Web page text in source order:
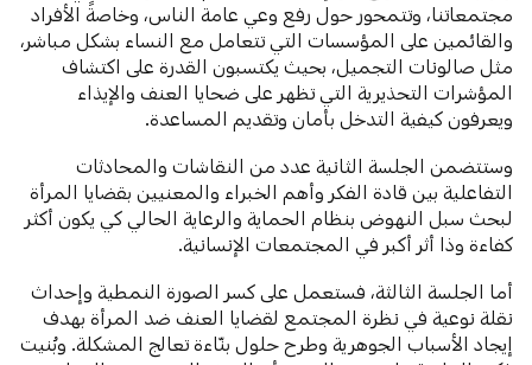
مجتمعاتنا، وتتمحور حول رفع وعي عامة الناس، وخاصةً الأفراد
والقائمين على المؤسسات التي تتعامل مع النساء بشكل مباشر،
مثل صالونات التجميل، بحيث يكتسبون القدرة على اكتشاف
المؤشرات التحذيرية التي تظهر على ضحايا العنف والإيذاء
ويعرفون كيفية التدخل بأمان وتقديم المساعدة.
وستتضمن الجلسة الثانية عدد من النقاشات والمحادثات
التفاعلية بين قادة الفكر وأهم الخبراء والمعنيين بقضايا المرأة
لبحث سبل النهوض بنظام الحماية والرعاية الحالي كي يكون أكثر
كفاءة وذا أثر أكبر في المجتمعات الإنسانية.
أما الجلسة الثالثة، فستعمل على كسر الصورة النمطية وإحداث
نقلة نوعية في نظرة المجتمع لقضايا العنف ضد المرأة بهدف
إيجاد الأسباب الجوهرية وطرح حلول بنّاءة تعالج المشكلة. وبُنيت